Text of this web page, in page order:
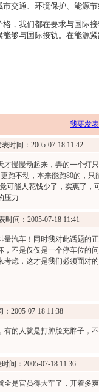
交通、环境保护、能源
，我们都在要求与国际接
够与国际接轨。在能源
我要发
时间：2005-07-18 11:42
才慢慢动起来，弄的一个灯
跑不动，本来能跑80的，只
可能人花钱少了，实惠了，
压力
时间：2005-07-18 11:41
量汽车！同时我对此话题的
，不是仅仅是一个停车位的
考虑，这才是我们必须面对
2005-07-18 11:38
有的人就是打肿脸充胖子，
间：2005-07-18 11:36
全是官员得大车了，开着多